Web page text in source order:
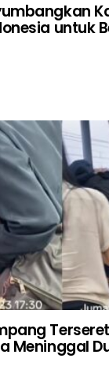
untuk
Terseret
Meninggal